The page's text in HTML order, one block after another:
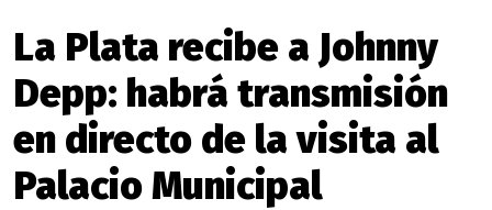
La Plata recibe a Johnny
Depp: habrá transmisión
en directo de la visita al
Palacio Municipal